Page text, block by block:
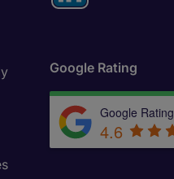
Google Rating
Google Rating
4.6